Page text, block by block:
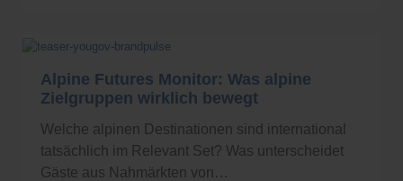
Alpine Futures Monitor: Was alpine
Zielgruppen wirklich bewegt
Welche alpinen Destinationen sind international
tatsächlich im Relevant Set? Was unterscheidet
Gäste aus Nahmärkten von…